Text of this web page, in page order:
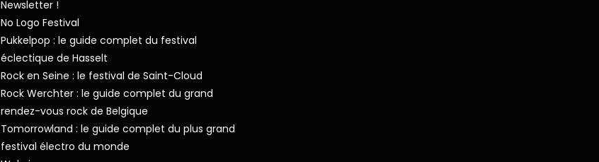
Newsletter !
No Logo Festival
Pukkelpop : le guide complet du festival
éclectique de Hasselt
Rock en Seine : le festival de Saint-Cloud
Rock Werchter : le guide complet du grand
rendez-vous rock de Belgique
Tomorrowland : le guide complet du plus grand
festival électro du monde